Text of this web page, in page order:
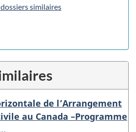
similaires
de l’Arrangement
au Canada –Programme